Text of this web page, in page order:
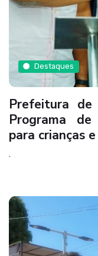
Destaques
Prefeitura
Programa
para crianças
.